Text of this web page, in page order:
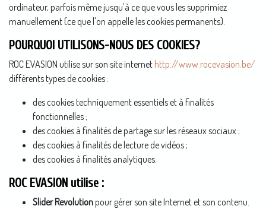
ordinateur, parfois même jusqu'à ce que vous les supprimiez
manuellement (ce que l'on appelle les cookies permanents).
POURQUOI UTILISONS-NOUS DES COOKIES?
ROC EVASION utilise sur son site internet http://www.rocevasion.be/
différents types de cookies :
des cookies techniquement essentiels et à finalités
fonctionnelles ;
des cookies à finalités de partage sur les réseaux sociaux ;
des cookies à finalités de lecture de vidéos ;
des cookies à finalités analytiques.
ROC EVASION utilise :
Slider Revolutionpour gérer son site Internet et son contenu.